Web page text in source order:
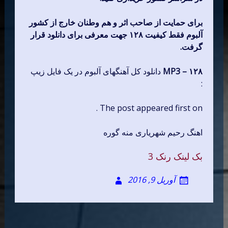
برای حمایت از صاحب اثر و هم وطنان خارج از کشور
آلبوم فقط کیفیت ۱۲۸ جهت معرفی برای دانلود قرار
گرفت.
MP3 – ۱۲۸ دانلود کل آهنگهای آلبوم در یک فایل زیپ
:
The post appeared first on .
اهنگ رحیم شهریاری منه گوره
بک لینک رنک 3
آوریل 9, 2016